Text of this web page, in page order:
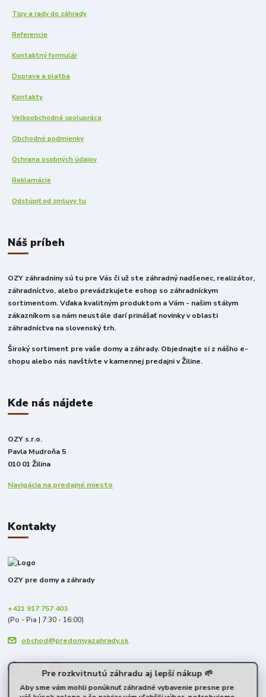
Tipy a rady do záhrady
Referencie
Kontaktný formulár
Doprava a platba
Kontakty
Veľkoobchodná spolupráca
Obchodné podmienky
Ochrana osobných údajov
Reklamácie
Odstúpiť od zmluvy tu
Náš príbeh
OZY záhradniny sú tu pre Vás či už ste záhradný nadšenec, realizátor,
záhradníctvo, alebo prevádzkujete eshop so záhradníckym
sortimentom. Vďaka kvalitným produktom a Vám - našim stálym
zákazníkom sa nám neustále darí prinášať novinky v oblasti
záhradníctva na slovenský trh.
Široký sortiment pre vaše domy a záhrady. Objednajte si z nášho e-
shopu alebo nás navštívte v kamennej predajni v Žiline.
Kde nás nájdete
OZY s.r.o.
Pavla Mudroňa 5
010 01 Žilina
Navigácia na predajné miesto
Kontakty
OZY pre domy a záhrady
+421 917 757 403
(Po - Pia | 7:30 - 16:00)
obchod@predomyazahrady.sk
Pre rozkvitnutú záhradu aj lepší nákup 🌱
Aby sme vám mohli ponúknuť záhradné vybavenie presne pre